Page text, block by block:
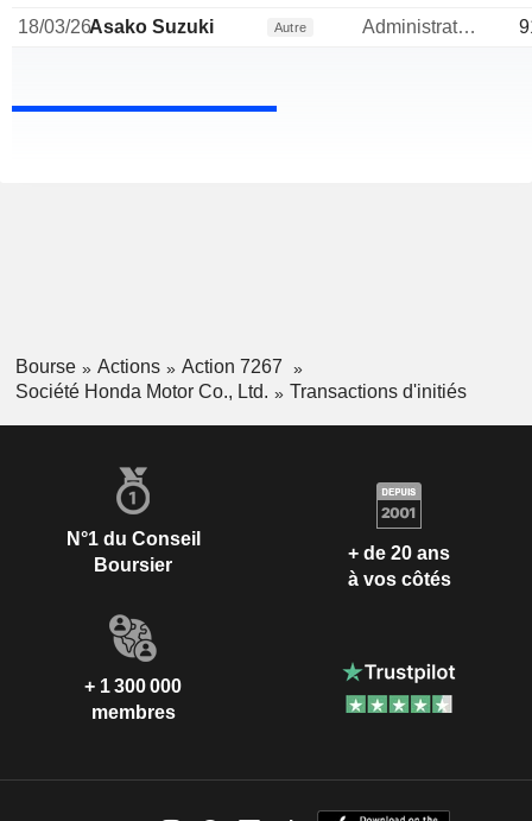
18/03/26Asako Suzuki Autre Administrateur
Bourse Actions
Action 7267
Société Honda Motor Co., Ltd.
Transactions d'initiés
N°1 du Conseil
Boursier
+ de 20 ans
à vos côtés
+ 1 300 000
membres